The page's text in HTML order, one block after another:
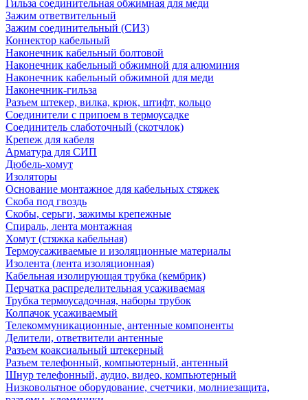
Гильза соединительная обжимная для меди
Зажим ответвительный
Зажим соединительный (СИЗ)
Коннектор кабельный
Наконечник кабельный болтовой
Наконечник кабельный обжимной для алюминия
Наконечник кабельный обжимной для меди
Наконечник-гильза
Разъем штекер, вилка, крюк, штифт, кольцо
Соединители с припоем в термоусадке
Соединитель слаботочный (скотчлок)
Крепеж для кабеля
Арматура для СИП
Дюбель-хомут
Изоляторы
Основание монтажное для кабельных стяжек
Скоба под гвоздь
Скобы, серьги, зажимы крепежные
Спираль, лента монтажная
Хомут (стяжка кабельная)
Термоусаживаемые и изоляционные материалы
Изолента (лента изоляционная)
Кабельная изолирующая трубка (кембрик)
Перчатка распределительная усаживаемая
Трубка термоусадочная, наборы трубок
Колпачок усаживаемый
Телекоммуникационные, антенные компоненты
Делители, ответвители антенные
Разъем коаксиальный штекерный
Разъем телефонный, компьютерный, антенный
Шнур телефонный, аудио, видео, компьютерный
Низковольтное оборудование, счетчики, молниезащита,